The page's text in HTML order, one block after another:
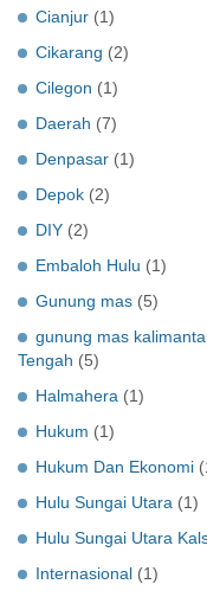
Cianjur (1)
Cikarang (2)
Cilegon (1)
Daerah (7)
Denpasar (1)
Depok (2)
DIY (2)
Embaloh Hulu (1)
Gunung mas (5)
gunung mas
Tengah (5)
Halmahera (1)
Hukum (1)
Hukum Dan Ekonomi
Hulu Sungai Utara (1)
Hulu Sungai Utara
Internasional (1)